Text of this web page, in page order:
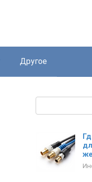
Другое